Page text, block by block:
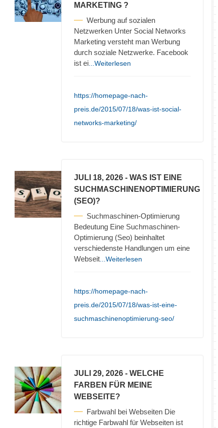
MARKETING ?
Werbung auf sozialen
Netzwerken Unter Social Networks
Marketing versteht man Werbung
durch soziale Netzwerke. Facebook
ist ei ...Weiterlesen
https://homepage-nach-
preis.de/2015/07/18/was-ist-social-
networks-marketing/
JULI 18, 2026 - WAS IST EINE
SUCHMASCHINENOPTIMIERUNG
(SEO)?
Suchmaschinen-Optimierung
Bedeutung Eine Suchmaschinen-
Optimierung (Seo) beinhaltet
verschiedenste Handlungen um eine
Webseit ...Weiterlesen
https://homepage-nach-
preis.de/2015/07/18/was-ist-eine-
suchmaschinenoptimierung-seo/
JULI 29, 2026 - WELCHE
FARBEN FÜR MEINE
WEBSEITE?
Farbwahl bei Webseiten Die
richtige Farbwahl für Webseiten ist